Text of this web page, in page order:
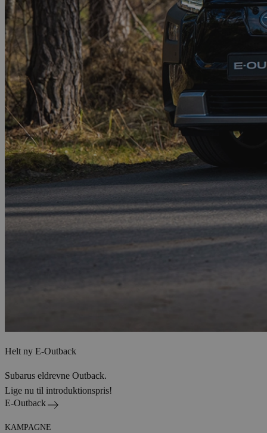
Helt ny E-Outback
Subarus eldrevne Outback.
Lige nu til introduktionspris!
E-Outback
KAMPAGNE